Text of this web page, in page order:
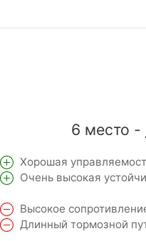
6 место -
Хорошая
Очень высокая
Высокое
Длинный тормозной